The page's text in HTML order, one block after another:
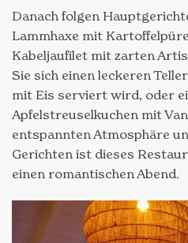
Danach folgen
Lammhaxe mit
Kabeljaufilet mit zarten
Sie sich einen leckeren
mit Eis serviert wird, oder
Apfelstreuselkuchen mit
entspannten Atmosphäre
Gerichten ist dieses
einen romantischen Abend.